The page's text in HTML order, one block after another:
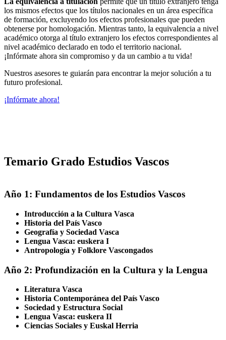
los mismos efectos que los títulos nacionales en un área específica
de formación, excluyendo los efectos profesionales que pueden
obtenerse por homologación. Mientras tanto, la equivalencia a nivel
académico otorga al título extranjero los efectos correspondientes al
nivel académico declarado en todo el territorio nacional.
¡Infórmate ahora sin compromiso y da un cambio a tu vida!
Nuestros asesores te guiarán para encontrar la mejor solución a tu
futuro profesional.
¡Infórmate ahora!
Temario Grado Estudios Vascos
Año 1: Fundamentos de los Estudios Vascos
Introducción a la Cultura Vasca
Historia del País Vasco
Geografía y Sociedad Vasca
Lengua Vasca: euskera I
Antropología y Folklore Vascongados
Año 2: Profundización en la Cultura y la Lengua
Literatura Vasca
Historia Contemporánea del País Vasco
Sociedad y Estructura Social
Lengua Vasca: euskera II
Ciencias Sociales y Euskal Herria